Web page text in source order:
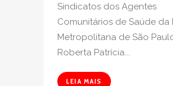
Sindicatos dos Agentes
Comunitários de Saúde da
Metropolitana de São
Roberta Patrícia...
LEIA MAIS